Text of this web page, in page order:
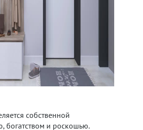
собственной
богатством и роскошью.